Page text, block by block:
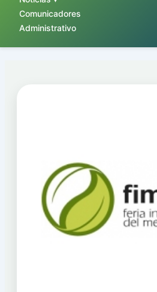
Comunicadores
Administrativo